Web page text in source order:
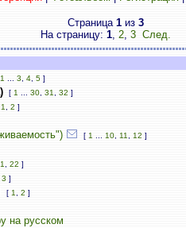
Страница 1 из 3
На страницу: 1, 2, 3 След.
1 3 4 5 ]
[ 1 30 31 32 ]
1 2 ]
[ 1 10 11 12 ]
22 ]
3 ]
[ 1 2 ]
на русском